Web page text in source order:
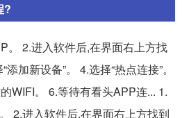
?
。 2.进入软件后,在界面右上方找
加新设备”。 4.选择“热点连接”。
WIFI。 6.等待有看头APP连... 1.
2.进入软件后,在界面右上方找到